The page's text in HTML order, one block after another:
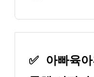
✅
아빠육